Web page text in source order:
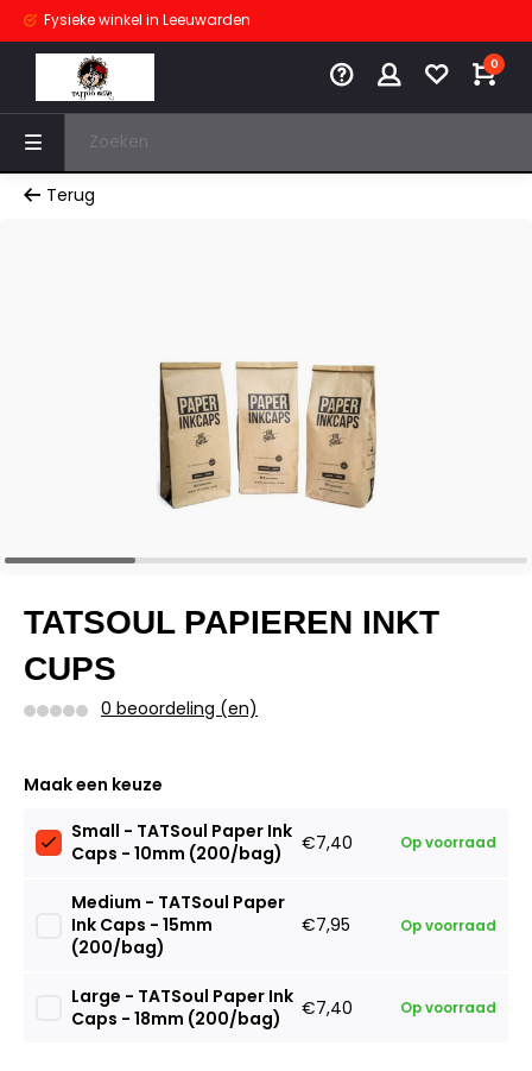
Fysieke winkel in Leeuwarden
0
Terug
TATSOUL PAPIEREN INKT
CUPS
0 beoordeling (en)
Maak een keuze
Small - TATSoul Paper Ink
Caps - 10mm (200/bag)
€7,40 Op voorraad
Medium - TATSoul Paper
Ink Caps - 15mm
(200/bag)
€7,95 Op voorraad
Large - TATSoul Paper Ink
Caps - 18mm (200/bag)
€7,40 Op voorraad